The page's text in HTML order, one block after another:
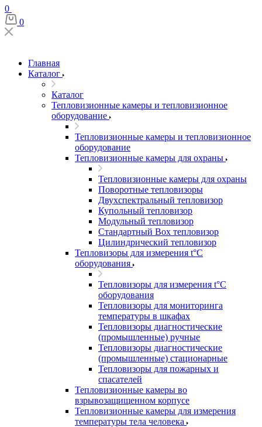
0
0
Главная
Каталог
Каталог
Тепловизионные камеры и тепловизионное
оборудование
Тепловизионные камеры и тепловизионное
оборудование
Тепловизионные камеры для охраны
Тепловизионные камеры для охраны
Поворотные тепловизоры
Двухспектральный тепловизор
Купольный тепловизор
Модульный тепловизор
Стандартный Box тепловизор
Цилиндрический тепловизор
Тепловизоры для измерения t°С
оборудования
Тепловизоры для измерения t°С
оборудования
Тепловизоры для мониторинга
температуры в шкафах
Тепловизоры диагностические
(промышленные) ручные
Тепловизоры диагностические
(промышленные) стационарные
Тепловизоры для пожарных и
спасателей
Тепловизионные камеры во
взрывозащищенном корпусе
Тепловизионные камеры для измерения
температуры тела человека